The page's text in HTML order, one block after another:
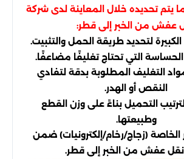
يتم تحديده خلال المعاينة لدى شركة
عفش من الخبر إلى قطر:
لتحديد طريقة الحمل والتثبيت.
التي تحتاج تغليفًا مضاعفًا.
التغليف المطلوبة بدقة لتفادي
النقص أو الهدر.
التحميل بناءً على وزن القطع
وطبيعتها.
الخاصة (زجاج/رخام/إلكترونيات) ضمن
عفش من الخبر إلى قطر.